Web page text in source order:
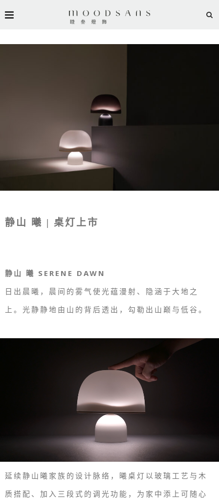
静山 曦 | 桌灯上市
静山 曦 SERENE DAWN
日出晨曦，晨间的雾气使光蕴漫射、隐涵于大地之
上。光静静地由山的背后透出，勾勒出山巅与低谷。
延续静山曦家族的设计脉络，曦桌灯以玻璃工艺与木
质搭配、加入三段式的调光功能，为家中添上可随心